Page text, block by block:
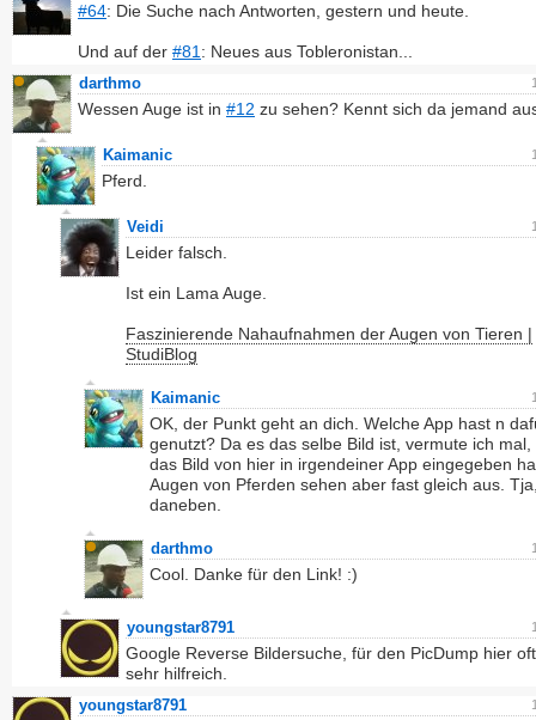
#64: Die Suche nach Antworten, gestern und heute.
Und auf der #81 : Neues aus Tobleronistan...
darthmo
Wessen Auge ist in #12 zu sehen? Kennt sich da jemand
Kaimanic
Pferd.
Veidi
Leider falsch.
Ist ein Lama Auge.
Faszinierende Nahaufnahmen der Augen von Tieren |
StudiBlog
Kaimanic
OK, der Punkt geht an dich. Welche App hast n
genutzt? Da es das selbe Bild ist, vermute ich mal,
das Bild von hier in irgendeiner App eingegeben
Augen von Pferden sehen aber fast gleich aus.
daneben.
darthmo
Cool. Danke für den Link! :)
youngstar8791
Google Reverse Bildersuche, für den PicDump hier
sehr hilfreich.
youngstar8791